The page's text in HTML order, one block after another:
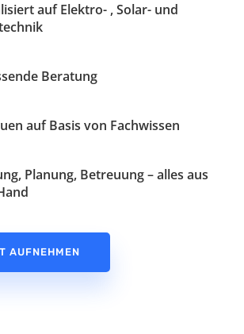
auf Elektro- , Solar- und
Beratung
auf Basis von Fachwissen
Planung, Betreuung – alles aus
AUFNEHMEN